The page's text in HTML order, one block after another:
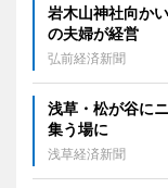
岩木山神社向か
の夫婦が経営
弘前経済新聞
浅草・松が谷に
集う場に
浅草経済新聞